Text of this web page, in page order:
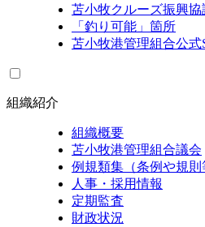
苫小牧クルーズ振興協
「釣り可能」箇所
苫小牧港管理組合公式
組織紹介
組織概要
苫小牧港管理組合議会
例規類集（条例や規則
人事・採用情報
定期監査
財政状況